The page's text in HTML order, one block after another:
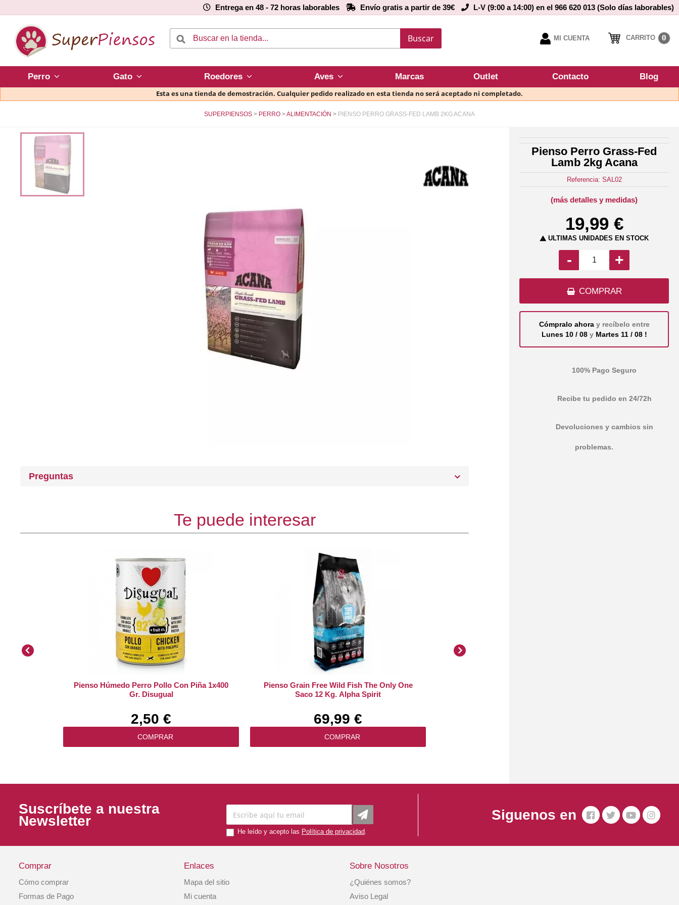
Entrega en 48 - 72 horas laborables Envío gratis a partir de 39€ L-V (9:00 a 14:00) en el 966 620 013 (Solo días laborables)
Buscar MI CUENTA CARRITO 0
Perro Gato Roedores Aves Marcas Outlet Contacto Blog
Esta es una tienda de demostración. Cualquier pedido realizado en esta tienda no será aceptado ni completado.
SUPERPIENSOS PERRO ALIMENTACIÓN PIENSO PERRO GRASS-FED LAMB 2KG ACANA
Pienso Perro Grass-Fed
Lamb 2kg Acana
Referencia: SAL02
(más detalles y medidas)
19,99 €
 ÚLTIMAS UNIDADES EN STOCK
- +
COMPRAR
Cómpralo ahora y recíbelo entre
Lunes 10 / 08 y Martes 11 / 08 !
100% Pago Seguro
Recibe tu pedido en 24/72h
Devoluciones y cambios sin
problemas.
Preguntas
Te puede interesar
Pienso Húmedo Perro Pollo Con Piña 1x400
Gr. Disugual
2,50 €
COMPRAR
Pienso Grain Free Wild Fish The Only One
Saco 12 Kg. Alpha Spirit
69,99 €
COMPRAR
Royal Canin Pienso Perro Sterilised 1 X 85gr
Royal Canin Pienso Perro Pastor Alemán
Junior 12kg
Suscríbete a nuestra
Newsletter
He leído y acepto las Política de privacidad.
Siguenos en
Comprar
Cómo comprar
Formas de Pago
Enlaces
Mapa del sitio
Mi cuenta
Sobre Nosotros
¿Quiénes somos?
Aviso Legal